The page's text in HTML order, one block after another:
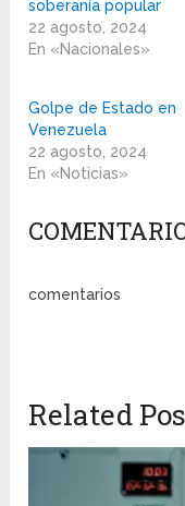
soberanía popular
22 agosto, 2024
En «Nacionales»
Golpe de Estado en
Venezuela
22 agosto, 2024
En «Noticias»
comentarios
Related